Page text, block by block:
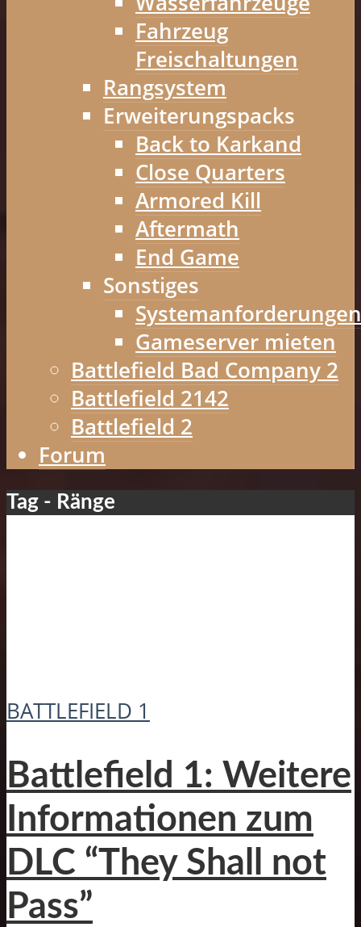
Fahrzeug
Freischaltungen
Rangsystem
Erweiterungspacks
Back to Karkand
Close Quarters
Armored Kill
Aftermath
End Game
Sonstiges
Systemanforderungen
Gameserver mieten
Battlefield Bad Company 2
Battlefield 2142
Battlefield 2
Forum
Tag - Ränge
BATTLEFIELD 1
Battlefield 1: Weitere
Informationen zum
DLC “They Shall not
Pass”